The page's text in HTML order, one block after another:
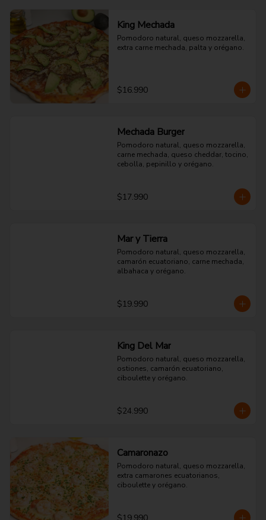
King Mechada
Pomodoro natural, queso mozzarella,
extra carne mechada, palta y orégano.
$16.990
Mechada Burger
Pomodoro natural, queso mozzarella,
carne mechada, queso cheddar, tocino,
cebolla, pepinillo y orégano.
$17.990
Mar y Tierra
Pomodoro natural, queso mozzarella,
camarón ecuatoriano, carne mechada,
albahaca y orégano.
$19.990
King Del Mar
Pomodoro natural, queso mozzarella,
ostiones, camarón ecuatoriano,
ciboulette y orégano.
$24.990
Camaronazo
Pomodoro natural, queso mozzarella,
extra camarones ecuatorianos,
ciboulette y orégano.